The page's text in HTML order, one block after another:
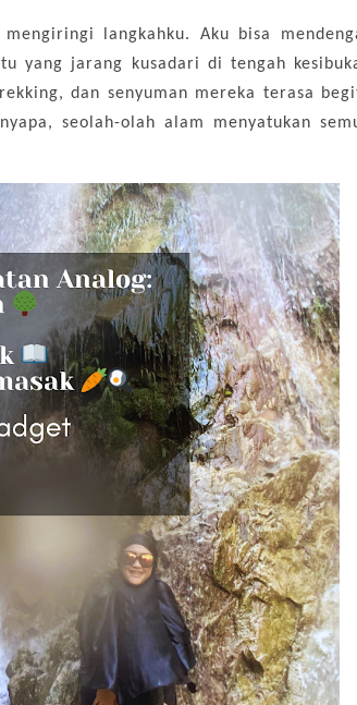
langkahku. Aku bisa
yang jarang kusadari di tengah
dan senyuman mereka terasa
seolah-olah alam menyatukan